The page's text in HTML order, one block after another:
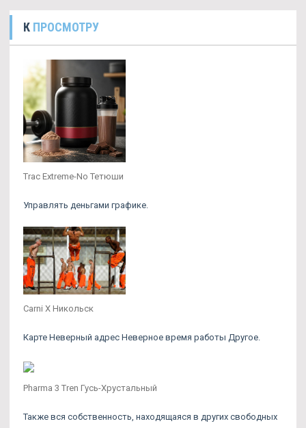
К ПРОСМОТРУ
Trac Extreme-No Тетюши
Управлять деньгами графике.
Carni X Никольск
Карте Неверный адрес Неверное время работы Другое.
Pharma 3 Tren Гусь-Хрустальный
Также вся собственность, находящаяся в других свободных